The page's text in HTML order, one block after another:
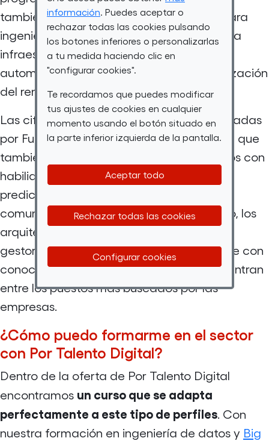
información. Puedes aceptar o
rechazar todas las cookies pulsando
los botones inferiores o personalizarlas
a tu medida haciendo clic en
"configurar cookies".
Te recordamos que puedes modificar
tus ajustes de cookies en cualquier
momento usando el botón situado en
la parte inferior izquierda de la pantalla.
Aceptar todo
Rechazar todas las cookies
Configurar cookies
también podremos encontrar vacantes para
ingenieros de datos para el desarrollo de la
infraestructura, el desarrollo de carga
automatizada de información y la optimización
del rendimiento de los procesos.
Las cifras de empleo en este sector aportadas
por Fundación Telefónica nos demuestran que
también se demandan científicos de datos con
habilidades para el desarrollo de modelos
predictivos, optimización de algoritmos y
comunicación de resultados. Por otro lado, los
arquitectos de datos como diseñadores y
gestores de las estructuras, especialmente con
conocimientos encloudtambién se encuentran
entre los puestos más buscados por las
empresas.
¿Cómo puedo formarme en el sector
con Por Talento Digital?
Dentro de la oferta de Por Talento Digital
encontramos un curso que se adapta
perfectamente a este tipo de perfiles. Con
nuestra formación en ingeniería de datos y Big